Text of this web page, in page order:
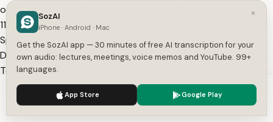
odkrycia.
11:29
Speaker A
Do zobaczenia.
Topics:Park Narodowy Gór Stołowych
WielkiSudety ŚrodkoweOpowieści z Narniiformacje
skalne
turystyka przyrodnicza
zamek
HomoleWambierzyceMuzeum PapiernictwaŁężyckie Skałki
We use cookies to enhance your experience.
×
SozAI
iPhone · Android · Mac
Get the SozAI app — 30 minutes of free AI transcription for your
own audio: lectures, meetings, voice memos and YouTube. 99+
languages.
App Store Google Play